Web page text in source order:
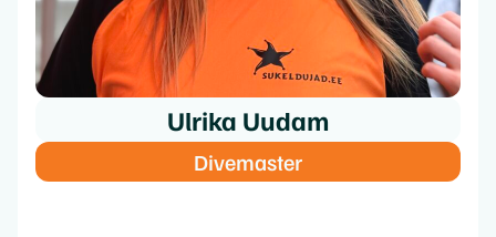
Ulrika Uudam
Divemaster